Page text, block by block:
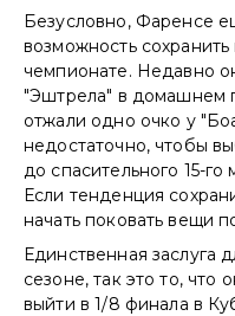
Безусловно, Фаренсе
возможность
чемпионате. Недавно
"Эштрела" в домашнем
отжали одно очко у
недостаточно, чтобы
до спасительного 15-
Если тенденция
начать поковать вещи
Единственная заслуга
сезоне, так это то, что
выйти в 1/8 финала в